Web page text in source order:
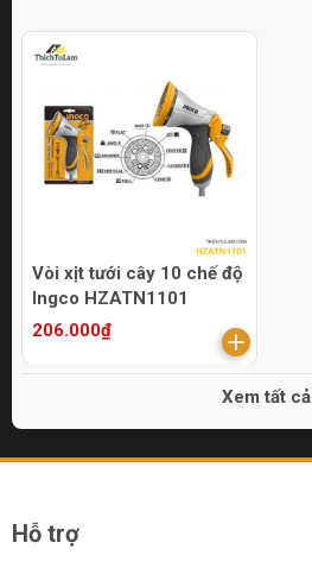
Vòi xịt tưới cây 10 chế độ
Ingco HZATN1101
206.000₫
Xem tất cả
Hỗ trợ